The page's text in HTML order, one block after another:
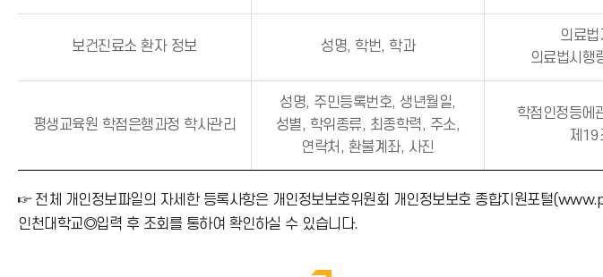
보건진료소 환자 정보 성명, 학번, 학과
의료
의료법시행
평생교육원 학점은행과정 학사관리
성명, 주민등록번호, 생년월일,
성별, 학위종류, 최종학력, 주소,
연락처, 환불계좌, 사진
학점인정등에
제19
☞ 전체 개인정보파일의 자세한 등록사항은 개인정보보호위원회 개인정보보호 종합지원포털
인천대학교◎입력 후 조회를 통하여 확인하실 수 있습니다.